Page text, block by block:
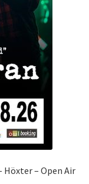
Höxter – Open Air